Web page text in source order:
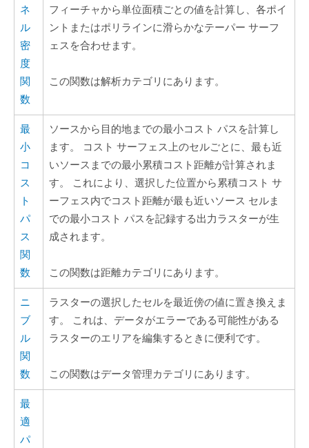
ネ
ル
密
度
関
数
フィーチャから単位面積ごとの値を計算し、各ポイ
ントまたはポリラインに滑らかなテーパー サーフ
ェスを合わせます。
この関数は解析カテゴリにあります。
最
小
コ
ス
ト
パ
ス
関
数
ソースから目的地までの最小コスト パスを計算し
ます。 コスト サーフェス上のセルごとに、最も近
いソースまでの最小累積コスト距離が計算されま
す。 これにより、選択した位置から累積コスト サ
ーフェス内でコスト距離が最も近いソース セルま
での最小コスト パスを記録する出力ラスターが生
成されます。
この関数は距離カテゴリにあります。
ニ
ブ
ル
関
数
ラスターの選択したセルを最近傍の値に置き換えま
す。 これは、データがエラーである可能性がある
ラスターのエリアを編集するときに便利です。
この関数はデータ管理カテゴリにあります。
最
適
パ